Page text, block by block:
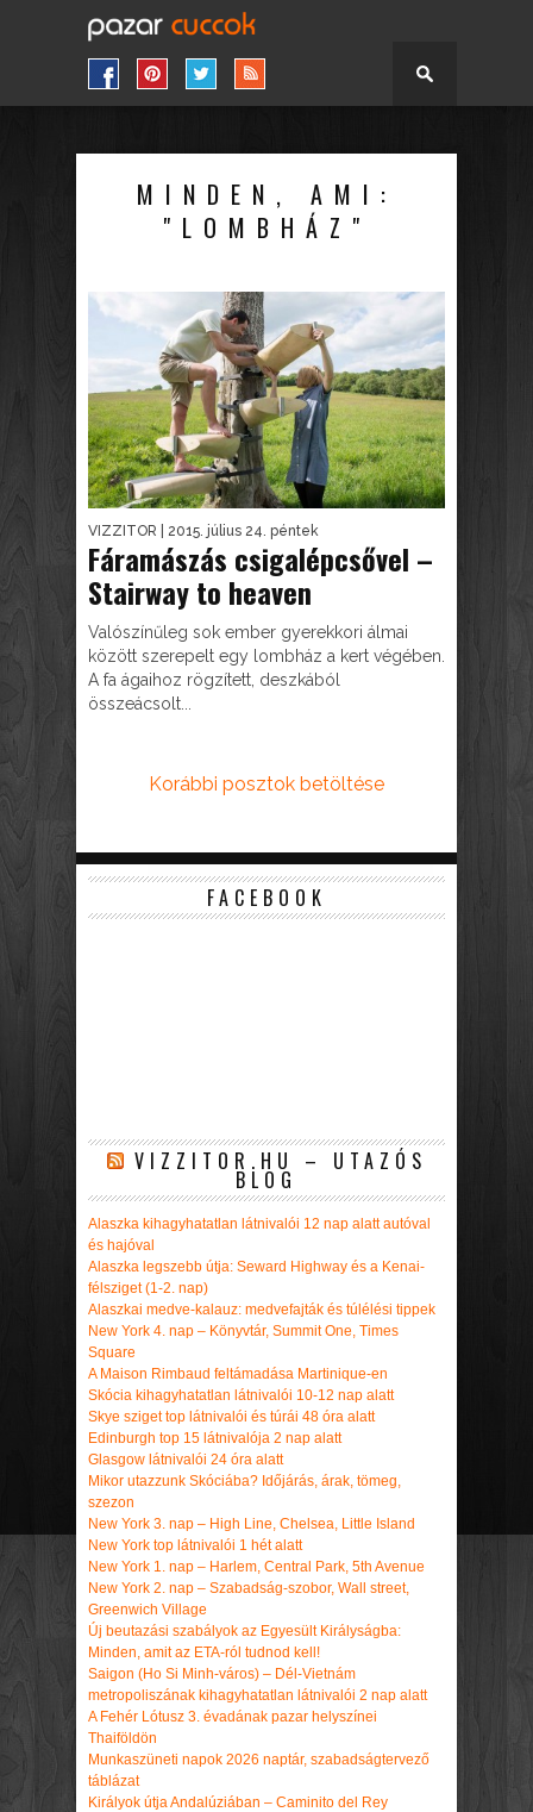
MINDEN, AMI:
"LOMBHÁZ"
VIZZITOR | 2015. július 24. péntek
Fáramászás csigalépcsővel –
Stairway to heaven
Valószínűleg sok ember gyerekkori álmai
között szerepelt egy lombház a kert végében.
A fa ágaihoz rögzített, deszkából
összeácsolt...
Korábbi posztok betöltése
FACEBOOK
VIZZITOR.HU – UTAZÓS
BLOG
Alaszka kihagyhatatlan látnivalói 12 nap alatt autóval
és hajóval
Alaszka legszebb útja: Seward Highway és a Kenai-
félsziget (1-2. nap)
Alaszkai medve-kalauz: medvefajták és túlélési tippek
New York 4. nap – Könyvtár, Summit One, Times
Square
A Maison Rimbaud feltámadása Martinique-en
Skócia kihagyhatatlan látnivalói 10-12 nap alatt
Skye sziget top látnivalói és túrái 48 óra alatt
Edinburgh top 15 látnivalója 2 nap alatt
Glasgow látnivalói 24 óra alatt
Mikor utazzunk Skóciába? Időjárás, árak, tömeg,
szezon
New York 3. nap – High Line, Chelsea, Little Island
New York top látnivalói 1 hét alatt
New York 1. nap – Harlem, Central Park, 5th Avenue
New York 2. nap – Szabadság-szobor, Wall street,
Greenwich Village
Új beutazási szabályok az Egyesült Királyságba:
Minden, amit az ETA-ról tudnod kell!
Saigon (Ho Si Minh-város) – Dél-Vietnám
metropoliszának kihagyhatatlan látnivalói 2 nap alatt
A Fehér Lótusz 3. évadának pazar helyszínei
Thaiföldön
Munkaszüneti napok 2026 naptár, szabadságtervező
táblázat
Királyok útja Andalúziában – Caminito del Rey